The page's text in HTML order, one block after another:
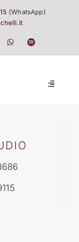
(WhatsApp)
Toggle